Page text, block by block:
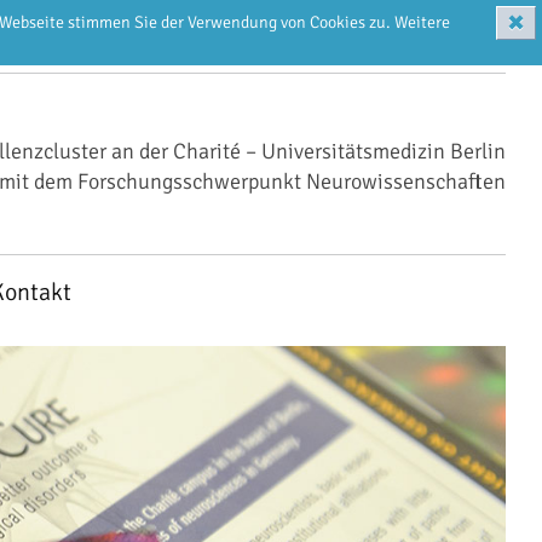
stimmen Sie der Verwendung von Cookies zu. Weitere ✖
an der Charité – Universitätsmedizin Berlin
mit dem Forschungsschwerpunkt Neurowissenschaften